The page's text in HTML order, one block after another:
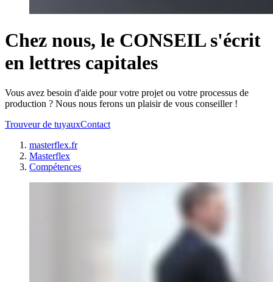
Chez nous, le CONSEIL s'écrit
en lettres capitales
Vous avez besoin d'aide pour votre projet ou votre processus de
production ? Nous nous ferons un plaisir de vous conseiller !
Trouveur de tuyauxContact
masterflex.fr
Masterflex
Compétences